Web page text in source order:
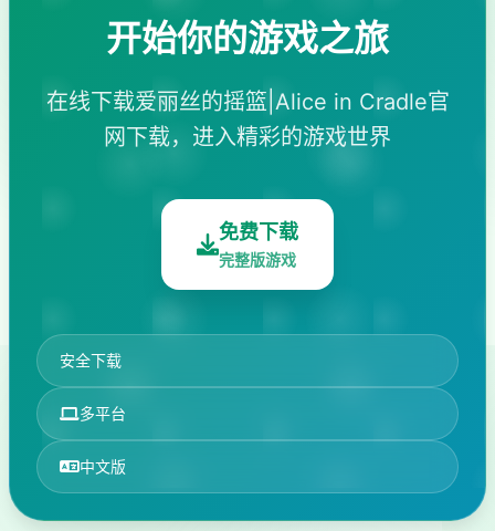
开始你的游戏之旅
在线下载爱丽丝的摇篮|Alice in Cradle官
网下载，进入精彩的游戏世界
免费下载
完整版游戏
安全下载
多平台
中文版